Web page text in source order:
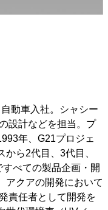
動車入社。シャシー
設計などを担当。プ
年、G21プロジェ
ら2代目、3代目、
べての製品企画・開
アクアの開発において
責任者として開発を